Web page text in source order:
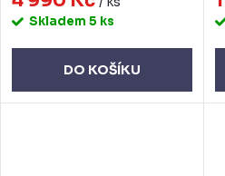
Skladem 5 ks
DO KOŠÍKU